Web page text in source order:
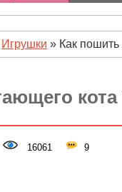
Игрушки » Как пошить
16061 9